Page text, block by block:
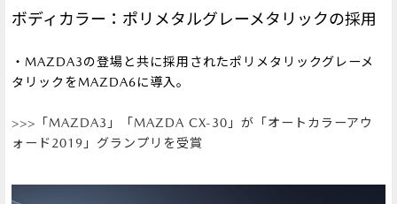
ボディカラー：ポリメタルグレーメタリックの採用
・MAZDA3の登場と共に採用されたポリメタリックグレーメ
タリックをMAZDA6に導入。
>>>「MAZDA3」「MAZDA CX-30」が「オートカラーアウ
ォード2019」グランプリを受賞